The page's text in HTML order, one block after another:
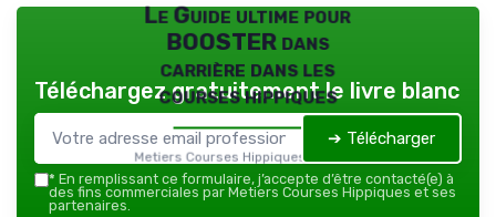
Le Guide ultime pour
BOOSTER dans
carrière dans les
courses hippiques
Metiers Courses Hippiques — 2026
Téléchargez gratuitement le livre blanc
➔ Télécharger
* En remplissant ce formulaire, j’accepte d’être contacté(e) à
des fins commerciales par Metiers Courses Hippiques et ses
partenaires.